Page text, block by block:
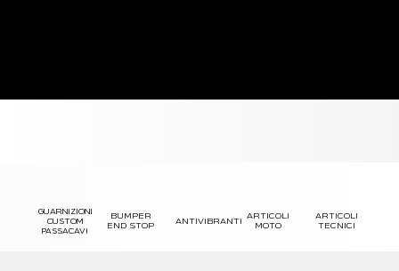
GUARNIZIONI
CUSTOM
PASSACAVI
BUMPER
END STOP
ANTIVIBRANTI
ARTICOLI
MOTO
ARTICOLI
TECNICI